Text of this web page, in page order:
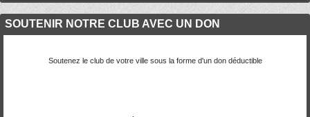
SOUTENIR NOTRE CLUB AVEC UN DON
Soutenez le club de votre ville sous la forme d'un don déductible